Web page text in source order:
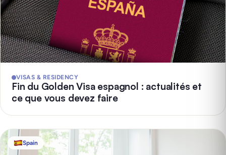
VISAS & RESIDENCY
Fin du Golden Visa espagnol : actualités et
ce que vous devez faire
Spain